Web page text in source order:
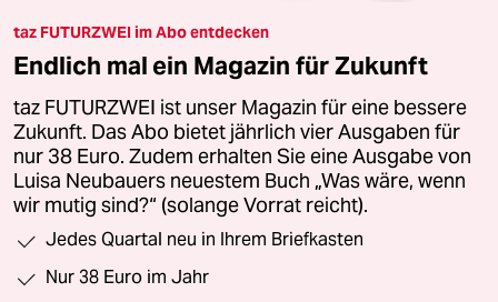
taz FUTURZWEI im Abo entdecken
Endlich mal ein Magazin für Zukunft
taz FUTURZWEI ist unser Magazin für eine bessere
Zukunft. Das Abo bietet jährlich vier Ausgaben für
nur 38 Euro. Zudem erhalten Sie eine Ausgabe von
Luisa Neubauers neuestem Buch „Was wäre, wenn
wir mutig sind?“ (solange Vorrat reicht).
Jedes Quartal neu in Ihrem Briefkasten
Nur 38 Euro im Jahr